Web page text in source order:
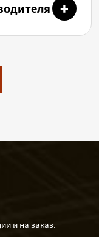
и на заказ.